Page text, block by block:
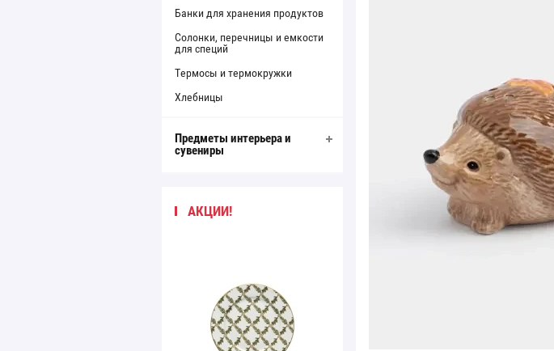
Банки для хранения продуктов
Солонки, перечницы и емкости
для специй
Термосы и термокружки
Хлебницы
Предметы интерьера и
сувениры
АКЦИИ!